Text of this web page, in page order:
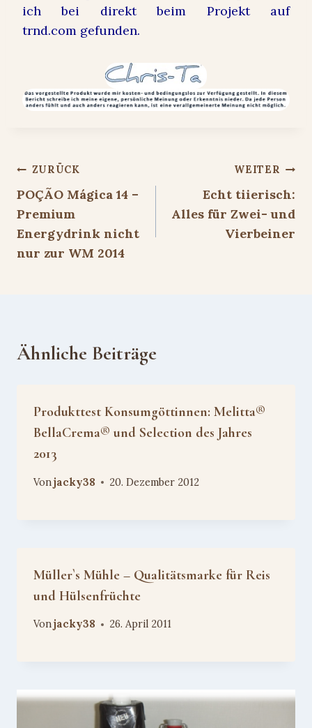
ich bei direkt beim Projekt auf
trnd.com gefunden.
Beitragsnavigation
ZURÜCK
POÇÃO Mágica 14 –
Premium
Energydrink nicht
nur zur WM 2014
WEITER
Echt tiierisch:
Alles für Zwei- und
Vierbeiner
Ähnliche Beiträge
Produkttest Konsumgöttinnen: Melitta®
BellaCrema® und Selection des Jahres
2013
Vonjacky38 20. Dezember 2012
Müller`s Mühle – Qualitätsmarke für Reis
und Hülsenfrüchte
Vonjacky38 26. April 2011